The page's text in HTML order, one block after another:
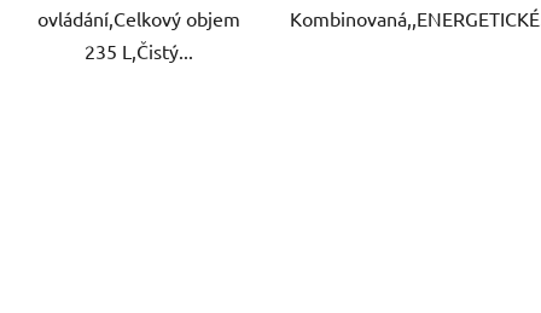
ovládání,Celkový objem
235 L,Čistý...